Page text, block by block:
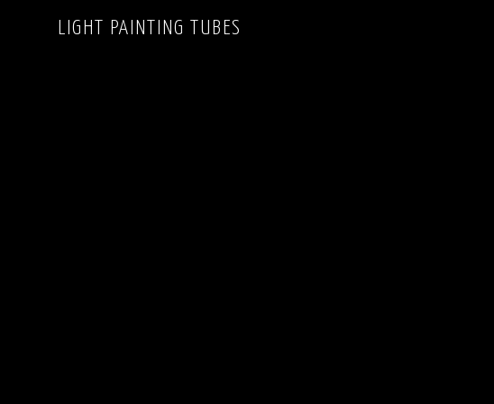
LIGHT PAINTING TUBES